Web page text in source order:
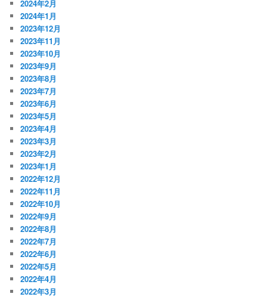
2024年2月
2024年1月
2023年12月
2023年11月
2023年10月
2023年9月
2023年8月
2023年7月
2023年6月
2023年5月
2023年4月
2023年3月
2023年2月
2023年1月
2022年12月
2022年11月
2022年10月
2022年9月
2022年8月
2022年7月
2022年6月
2022年5月
2022年4月
2022年3月